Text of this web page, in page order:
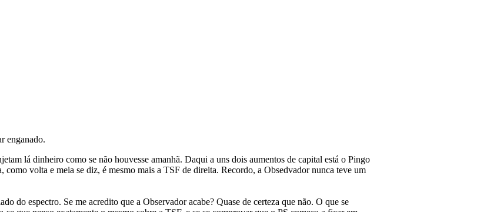
enganado.
lá dinheiro como se não houvesse amanhã. Daqui a uns dois aumentos de capital está o Pingo
volta e meia se diz, é mesmo mais a TSF de direita. Recordo, a Obsedvador nunca teve um
do espectro. Se me acredito que a Observador acabe? Quase de certeza que não. O que se